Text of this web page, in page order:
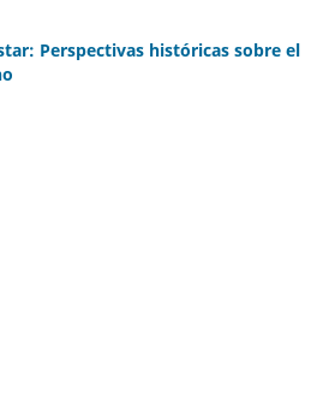
Perspectivas históricas sobre el